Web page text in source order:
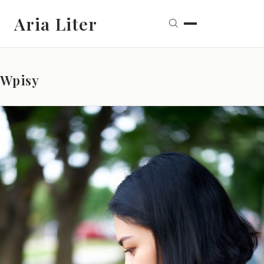
Aria Liter
Wpisy